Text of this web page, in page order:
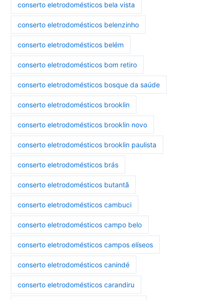
conserto eletrodomésticos bela vista
conserto eletrodomésticos belenzinho
conserto eletrodomésticos belém
conserto eletrodomésticos bom retiro
conserto eletrodomésticos bosque da saúde
conserto eletrodomésticos brooklin
conserto eletrodomésticos brooklin novo
conserto eletrodomésticos brooklin paulista
conserto eletrodomésticos brás
conserto eletrodomésticos butantã
conserto eletrodomésticos cambuci
conserto eletrodomésticos campo belo
conserto eletrodomésticos campos elíseos
conserto eletrodomésticos canindé
conserto eletrodomésticos carandiru